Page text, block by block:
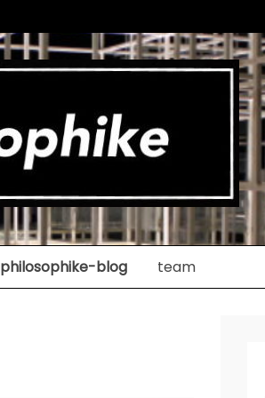
philosophike-blog team